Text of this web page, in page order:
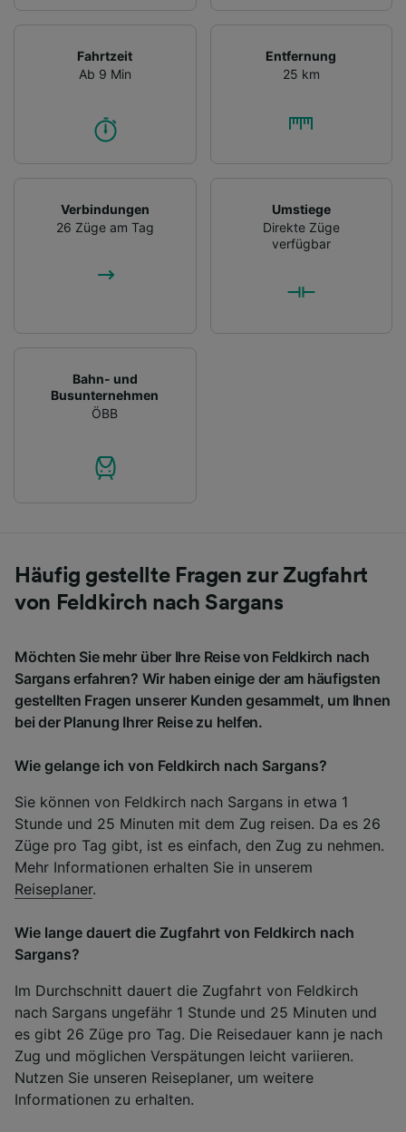
Fahrtzeit
Ab 9 Min
Entfernung
25 km
Verbindungen
26 Züge am Tag
Umstiege
Direkte Züge
verfügbar
Bahn- und
Busunternehmen
ÖBB
Häufig gestellte Fragen zur Zugfahrt
von Feldkirch nach Sargans
Möchten Sie mehr über Ihre Reise von Feldkirch nach
Sargans erfahren? Wir haben einige der am häufigsten
gestellten Fragen unserer Kunden gesammelt, um Ihnen
bei der Planung Ihrer Reise zu helfen.
Wie gelange ich von Feldkirch nach Sargans?
Sie können von Feldkirch nach Sargans in etwa 1
Stunde und 25 Minuten mit dem Zug reisen. Da es 26
Züge pro Tag gibt, ist es einfach, den Zug zu nehmen.
Mehr Informationen erhalten Sie in unserem
Reiseplaner.
Wie lange dauert die Zugfahrt von Feldkirch nach
Sargans?
Im Durchschnitt dauert die Zugfahrt von Feldkirch
nach Sargans ungefähr 1 Stunde und 25 Minuten und
es gibt 26 Züge pro Tag. Die Reisedauer kann je nach
Zug und möglichen Verspätungen leicht variieren.
Nutzen Sie unseren Reiseplaner, um weitere
Informationen zu erhalten.